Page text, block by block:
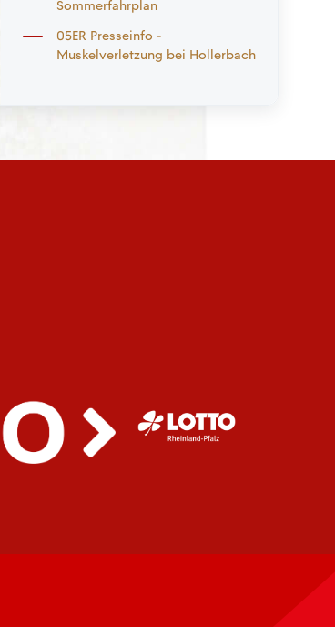
Sommerfahrplan
05ER Presseinfo -
Muskelverletzung bei Hollerbach